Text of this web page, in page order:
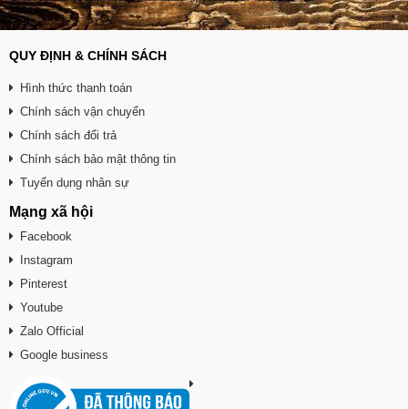
QUY ĐỊNH & CHÍNH SÁCH
Hình thức thanh toán
Chính sách vận chuyển
Chính sách đổi trả
Chính sách bảo mật thông tin
Tuyển dụng nhân sự
Mạng xã hội
Facebook
Instagram
Pinterest
Youtube
Zalo Official
Google business